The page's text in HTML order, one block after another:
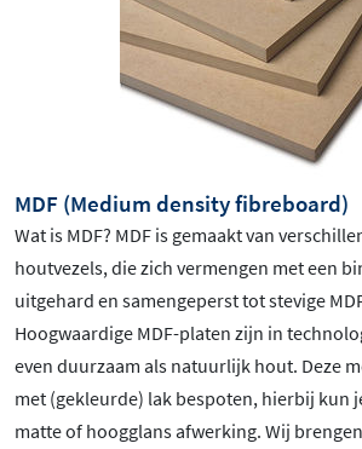
MDF (Medium density fibreboard)
Wat is MDF? MDF is gemaakt van
houtvezels, die zich vermengen met een
uitgehard en samengeperst tot stevige
Hoogwaardige MDF-platen zijn in
even duurzaam als natuurlijk hout. Deze
met (gekleurde) lak bespoten, hierbij kun
matte of hoogglans afwerking. Wij